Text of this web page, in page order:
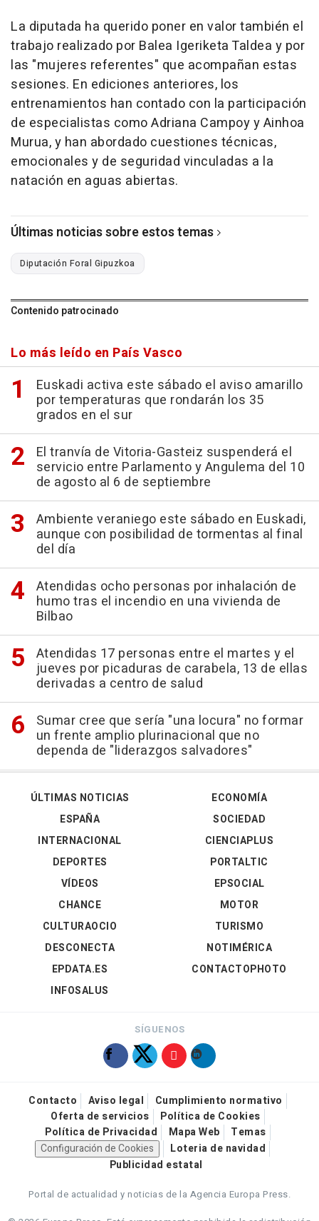
La diputada ha querido poner en valor también el
trabajo realizado por Balea Igeriketa Taldea y por
las "mujeres referentes" que acompañan estas
sesiones. En ediciones anteriores, los
entrenamientos han contado con la participación
de especialistas como Adriana Campoy y Ainhoa
Murua, y han abordado cuestiones técnicas,
emocionales y de seguridad vinculadas a la
natación en aguas abiertas.
Últimas noticias sobre estos temas
Diputación Foral Gipuzkoa
Contenido patrocinado
Lo más leído en País Vasco
Euskadi activa este sábado el aviso amarillo
por temperaturas que rondarán los 35
grados en el sur
El tranvía de Vitoria-Gasteiz suspenderá el
servicio entre Parlamento y Angulema del 10
de agosto al 6 de septiembre
Ambiente veraniego este sábado en Euskadi,
aunque con posibilidad de tormentas al final
del día
Atendidas ocho personas por inhalación de
humo tras el incendio en una vivienda de
Bilbao
Atendidas 17 personas entre el martes y el
jueves por picaduras de carabela, 13 de ellas
derivadas a centro de salud
Sumar cree que sería "una locura" no formar
un frente amplio plurinacional que no
dependa de "liderazgos salvadores"
ÚLTIMAS NOTICIAS
ESPAÑA
INTERNACIONAL
DEPORTES
VÍDEOS
ECONOMÍA
SOCIEDAD
CIENCIAPLUS
PORTALTIC
EPSOCIAL
CHANCE
CULTURAOCIO
DESCONECTA
EPDATA.ES
INFOSALUS
MOTOR
TURISMO
NOTIMÉRICA
CONTACTOPHOTO
SÍGUENOS
Contacto Aviso legal
Cumplimiento normativo
Oferta de servicios
Política de Cookies
Política de Privacidad
Mapa Web
Temas
Configuración de Cookies
Loteria de navidad
Publicidad estatal
Portal de actualidad y noticias de la Agencia Europa Press.